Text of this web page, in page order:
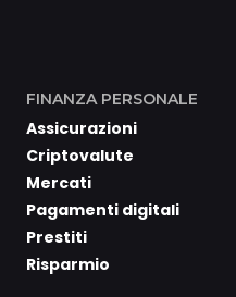
FINANZA PERSONALE
Assicurazioni
Criptovalute
Mercati
Pagamenti digitali
Prestiti
Risparmio